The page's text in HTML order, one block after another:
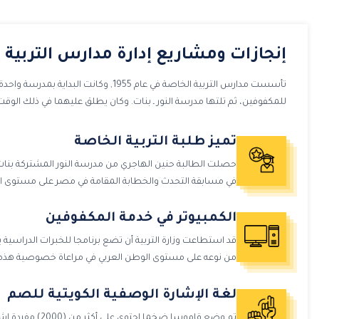
إنجازات ومشاريع إدارة مدارس
تأسست مدارس التربية الخاصة في عام 1955, وكانت
للمكفوفين، ثم تلتها مدرسة النور ـ بنات. وكان يطلق عليهما في ذلك
تميز طلبة التربية الخاصة
حصلت الطالبة حنين الهاجري من مدرسة النور المشتركة بنات
في مسابقة التحدث والخطابة المقامة في مصر على مستوى الوطن العربي
الكمبيوتر في خدمة المكفوفين
قد استطاعت وزارة التربية أن تضع برنامجا للخبرات الدراسية
من نوعه على مستوى الوطن العربي في مراعاة خصوصية هذه
لغة الإشارة الوصفية الكويتية للصم